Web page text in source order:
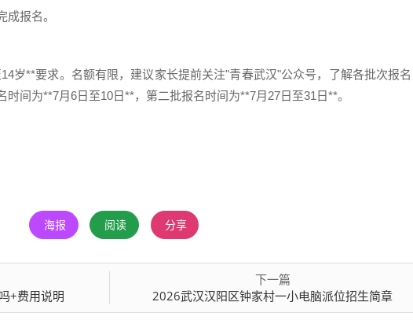
报名。
**要求。名额有限，建议家长提前关注"青春武汉"公众号，了解各批次报名
间为**7月6日至10日**，第二批报名时间为**7月27日至31日**。
海报 阅读 分享
+费用说明
下一篇
2026武汉汉阳区钟家村一小电脑派位招生简章